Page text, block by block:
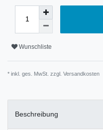
Wunschliste
* inkl. ges. MwSt. zzgl. Versandkosten
Beschreibung